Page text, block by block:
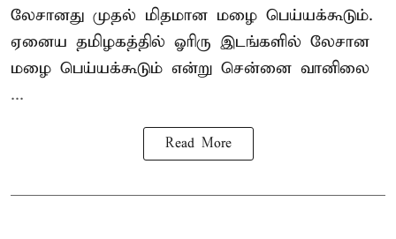
லேசானது முதல் மிதமான மழை பெய்யக்கூடும்.
ஏனைய தமிழகத்தில் ஓரிரு இடங்களில் லேசான
மழை பெய்யக்கூடும் என்று சென்னை வானிலை
...
Read More